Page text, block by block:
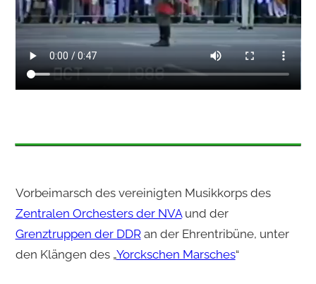
Vorbeimarsch des vereinigten Musikkorps des
Zentralen Orchesters der NVAund der
Grenztruppen der DDRan der Ehrentribüne, unter
den Klängen des „Yorckschen Marsches“